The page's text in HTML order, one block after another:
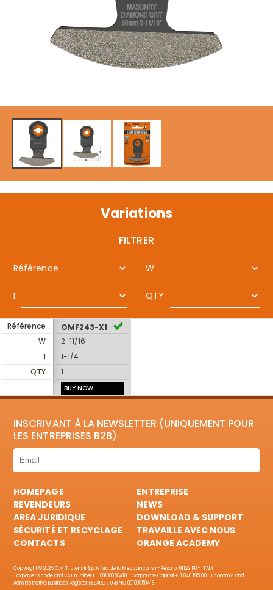
Variations
FILTRER
Référence W
I QTY
Référence
W
I
QTY
OMF243-X1
2-11/16
1-1/4
1
BUY NOW
INSCRIVANT À LA NEWSLETTER (UNIQUEMENT POUR
LES ENTREPRISES B2B)
HOMEPAGE
ENTREPRISE
REVENDEURS
NEWS
AREA JURIDIQUE
DOWNLOAD & SUPPORT
SÉCURITÉ ET RECYCLAGE
TRAVAILLE AVEC NOUS
CONTACTS
ORANGE ACADEMY
Copyright © 2025 C.M.T. Utensili S.p.A. Via della Meccanica, sn - Pesaro, 61122 PU - ITALY
Taxpayer's code and VAT number IT-00100050418 - Corporate Capital € 1.046.195,00 - Economic and
Administrative Business Register PESARO E URBINO 00100050418